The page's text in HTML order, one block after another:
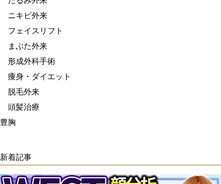
ニキビ外来
フェイスリフト
まぶた外来
形成外科手術
痩身・ダイエット
脱毛外来
頭髪治療
豊胸
新着記事